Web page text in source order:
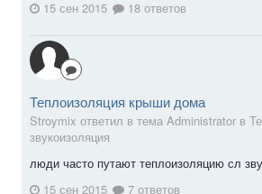
15 сен 2015
18 ответов
Теплоизоляция крыши дома
Stroymix ответил в тема Administrator в
звукоизоляция
люди часто путают теплоизоляцию сл
15 сен 2015
7 ответов